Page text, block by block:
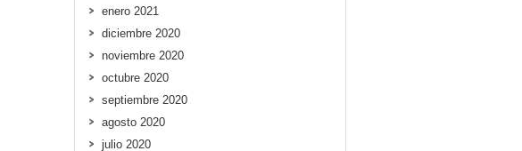
enero 2021
diciembre 2020
noviembre 2020
octubre 2020
septiembre 2020
agosto 2020
julio 2020